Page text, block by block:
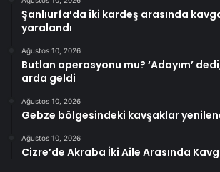
Şanlıurfa’da iki kardeş arasında
yaralandı
Ağustos 10, 2026
Butlan operasyonu mu? ‘Adayım’
arda geldi
Ağustos 10, 2026
Gebze bölgesindeki kavşaklar
Ağustos 10, 2026
Cizre’de Akraba İki Aile Arasında